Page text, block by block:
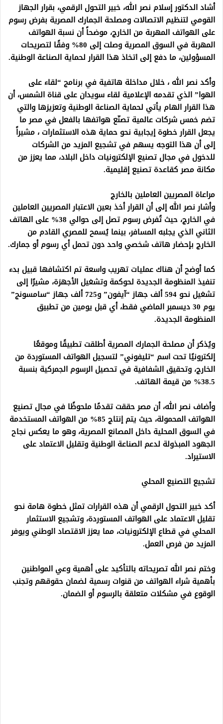
أشاد الدكتور إسلام نصر الله، خبير التحول الرقمي، بقرار الجهاز
القومي لتنظيم الاتصالات ومصلحة الجمارك المصرية بفرض رسوم
على الهواتف المهربة من الخارج، موضحاً أن نسبة الهواتف
المهربة في السوق المصرية وصلت إلى 80% وفقًا لتصريحات
المسؤولين، ما دفع إلى اتخاذ هذا القرار لحماية الصناعة الوطنية.
وأكد نصر الله ، خلال مداخلة هاتفية في برنامج “لقاء على
الهوا” الذي تقدمه الإعلامية لقاء سويدان على قناة الشمس، أن
هذا القرار الهام يأتي لحماية الصناعة الوطنية وتعزيزها والتي
تضم خمس شركات عالمية تصنّع هواتفها بالفعل في مصر ما
يجعل القرار خطوة إيجابية نحو حماية هذه الاستثمارات ، مشيراً
إلى أن هذا التوجه يسهم في تشجيع المزيد من الشركات
للدخول في مجال تصنيع الإلكترونيات داخل البلاد، مما يعزز من
مكانة مصر كقاعدة تصنيع إقليمية.
مراعاة المصريين العاملين بالخارج
وأشار نصر الله إلى أن القرار أخذ بعين الاعتبار المصريين العاملين
في الخارج، حيث تُفرض رسوم تصل إلى حوالي 38% على الهاتف
الثاني الذي يجلبه المسافر، بينما يُسمح للمصري القادم من
الخارج بإحضار هاتف شخصي واحد دون تحمل أي رسوم أو جمارك.
كما أوضح أن هناك عمليات تهريب واسعة تم اكتشافها قبيل بدء
تنفيذ المنظومة الجديدة لحوكمة وتشغيل الأجهزة، مشيرًا إلى
تشغيل نحو 594 ألف جهاز “آيفون” و725 ألف جهاز “سامسونج”
يوم 30 ديسمبر الماضي فقط، أي قبل يومين من تطبيق
المنظومة الجديدة.
ويُذكر أن مصلحة الجمارك المصرية أطلقت تطبيقًا وموقعًا
إلكترونيًا تحت اسم “تليفوني” لتسجيل الهواتف المستوردة من
الخارج، وتحقيق الشفافية في تحصيل الرسوم الجمركية بنسبة
38.5% من قيمة الهاتف.
وأضاف نصر الله، أن مصر حققت تقدمًا ملحوظًا في مجال تصنيع
الهواتف المحمولة، حيث يتم إنتاج 85% من الهواتف المستخدمة
في السوق المحلية داخل المصانع المصرية، وهو ما يعكس نجاح
الجهود المبذولة لدعم الصناعة الوطنية وتقليل الاعتماد على
الاستيراد.
تشجيع التصنيع المحلي
أكد خبير التحول الرقمي أن هذه القرارات تمثل خطوة هامة نحو
تقليل الاعتماد على الهواتف المستوردة، وتشجيع الاستثمار
المحلي في قطاع الإلكترونيات، مما يعزز الاقتصاد الوطني ويوفر
المزيد من فرص العمل.
وختم نصر الله تصريحاته بالتأكيد على أهمية وعي المواطنين
بأهمية شراء الهواتف من قنوات رسمية لضمان حقوقهم وتجنب
الوقوع في مشكلات متعلقة بالرسوم أو الضمان.